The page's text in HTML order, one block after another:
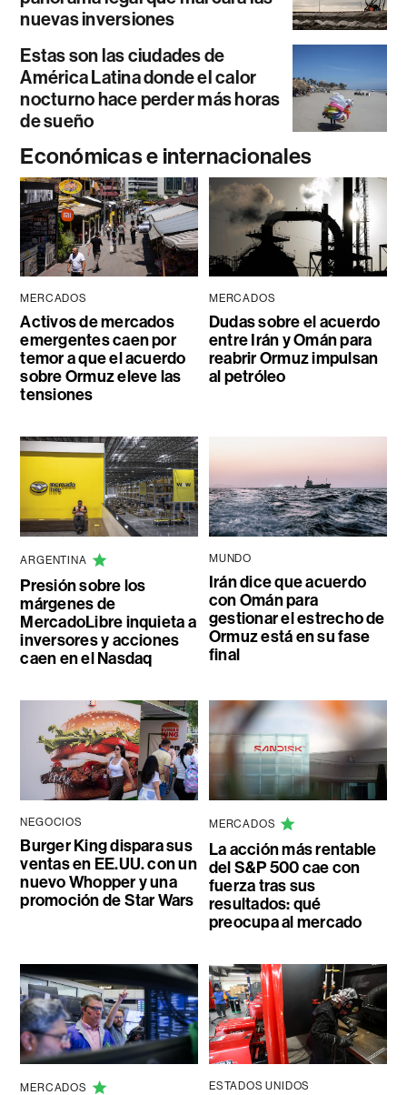
nuevas inversiones
Estas son las ciudades de
América Latina donde el calor
nocturno hace perder más horas
de sueño
Económicas e internacionales
MERCADOS
Activos de mercados
emergentes caen por
temor a que el acuerdo
sobre Ormuz eleve las
tensiones
MERCADOS
Dudas sobre el acuerdo
entre Irán y Omán para
reabrir Ormuz impulsan
al petróleo
ARGENTINA
Presión sobre los
márgenes de
MercadoLibre inquieta a
inversores y acciones
caen en el Nasdaq
MUNDO
Irán dice que acuerdo
con Omán para
gestionar el estrecho de
Ormuz está en su fase
final
NEGOCIOS
Burger King dispara sus
ventas en EE.UU. con un
nuevo Whopper y una
promoción de Star Wars
MERCADOS
La acción más rentable
del S&P 500 cae con
fuerza tras sus
resultados: qué
preocupa al mercado
MERCADOS ESTADOS UNIDOS